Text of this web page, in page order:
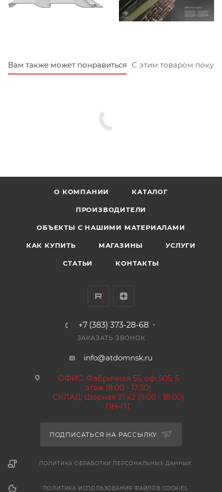
Вам также может понравиться С этим товаром
О КОМПАНИИ КАТАЛОГ
ПРОИЗВОДИТЕЛИ
ОБЪЕКТЫ С НАШИМИ МАТЕРИАЛАМИ
КАК КУПИТЬ МАГАЗИНЫ УСЛУГИ
СТАТЬИ КОНТАКТЫ
+7 (383) 373-28-68
ЗАКАЗАТЬ ЗВОНОК
info@atdomnsk.ru
ОФИС: Фабричная 55, оф. 505, 5
этаж (8:00 - 17:30)
СКЛАД: Шорная 21 к2 (9:00 - 18:00)
ПН-ПТ
ПОДПИСАТЬСЯ НА РАССЫЛКУ
ПОЛИТИКА ОБРАБОТКИ ПЕРСОНАЛЬНЫХ ДАННЫХ
ПОЛИТИКА ИСПОЛЬЗОВАНИЯ ФАЙЛОВ COOKIES